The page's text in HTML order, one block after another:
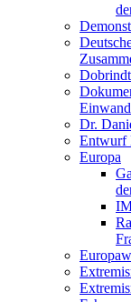
Dr.
Entwurf
Europa